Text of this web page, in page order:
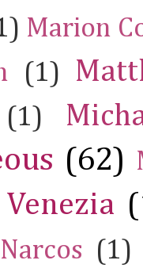
Marion
(1)
(1)
(62)
Narcos (1)